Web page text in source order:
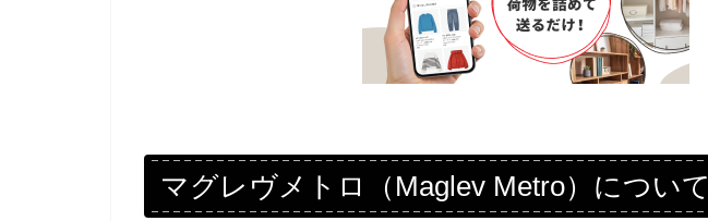
マグレヴメトロ（Maglev Metro）について